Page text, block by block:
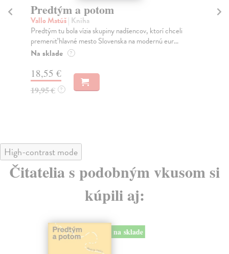
Predtým a potom
Vallo Matúš| Kniha
Predtým tu bola vízia skupiny nadšencov, ktorí chceli
premeniť hlavné mesto Slovenska na modernú eur...
Na sklade ?
18,55 €
19,95 € ?
High-contrast mode
Čitatelia s podobným vkusom si
kúpili aj: